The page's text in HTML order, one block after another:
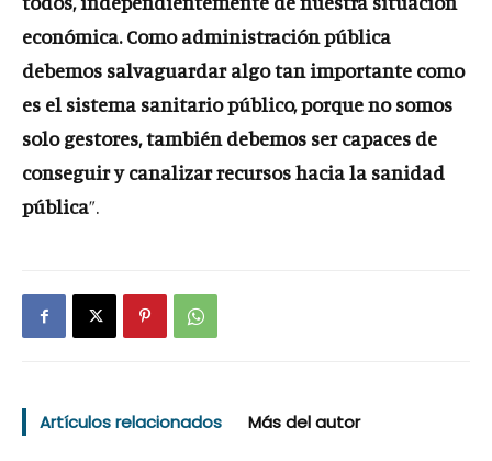
económica. Como administración pública
debemos salvaguardar algo tan importante como
es el sistema sanitario público, porque no somos
solo gestores, también debemos ser capaces de
conseguir y canalizar recursos hacia la sanidad
pública”.
Artículos relacionados Más del autor